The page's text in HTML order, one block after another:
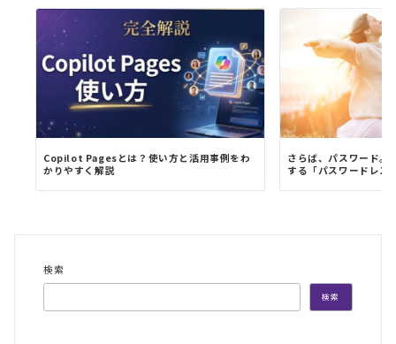
Copilot Pagesとは？使い方と活用事例をわ
かりやすく解説
さらば、パスワード。
する「パスワードレス
検索
検索